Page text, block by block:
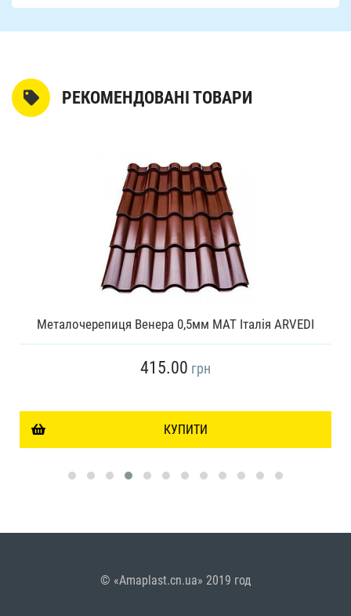
РЕКОМЕНДОВАНІ ТОВАРИ
Металочерепиця Венера 0,5мм МАТ Італія ARVEDI
415.00 грн
КУПИТИ
© «Amaplast.cn.ua» 2019 год